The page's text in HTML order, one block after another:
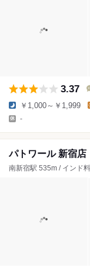
3.37
￥1,000～￥1,999
-
パトワール 新宿店
南新宿駅 535m / インド料